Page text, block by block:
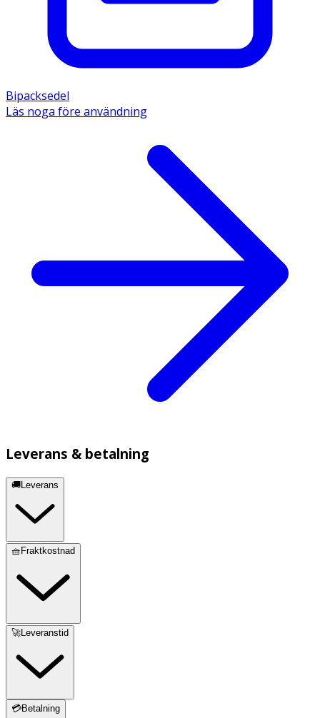
Bipacksedel
Läs noga före användning
Leverans & betalning
🚚Leverans
🧺Fraktkostnad
🚀Leveranstid
💳Betalning